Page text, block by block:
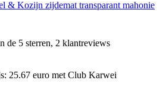
& Kozijn zijdemat transparant mahonie
de 5 sterren, 2 klantreviews
25.67 euro met Club Karwei